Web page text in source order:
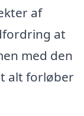
af
at
med den
alt forløber